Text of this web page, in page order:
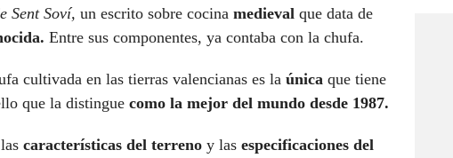
Sent Soví, un escrito sobre cocina medieval que data de
Entre sus componentes, ya contaba con la chufa.
cultivada en las tierras valencianas es la única que tiene
que la distingue como la mejor del mundo desde 1987.
características del terreno y las especificaciones del